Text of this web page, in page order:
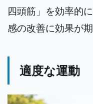
四頭筋」を効率的
感の改善に効果が
適度な運動